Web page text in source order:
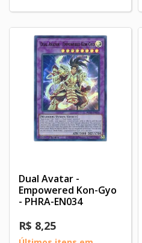
Dual Avatar -
Empowered Kon-Gyo
- PHRA-EN034
R$ 8,25